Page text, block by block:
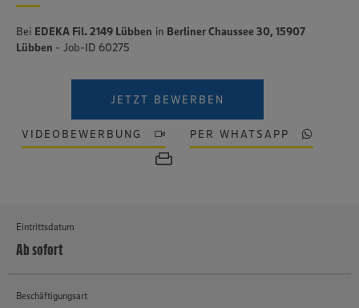
Bei EDEKA Fil. 2149 Lübben in Berliner Chaussee 30, 15907
Lübben - Job-ID 60275
JETZT BEWERBEN
VIDEOBEWERBUNG PER WHATSAPP
Eintrittsdatum
Ab sofort
Beschäftigungsart